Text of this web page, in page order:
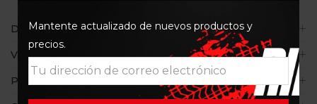
Descripción
Valoraciones (0)
Políticas de la tienda
Mantente actualizado de nuevos productos y
precios.